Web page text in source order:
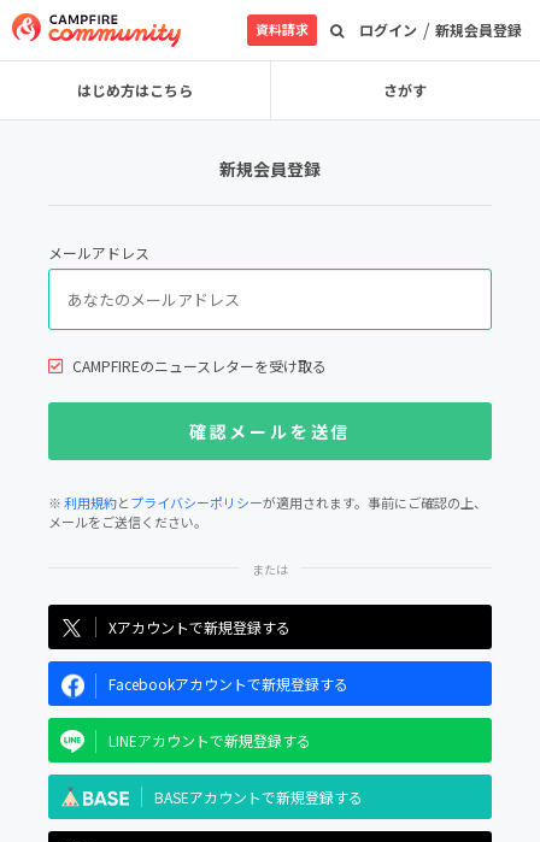
ログイン / 新規会員登録
資料請求
はじめ方はこちら さがす
新規会員登録
メールアドレス
CAMPFIREのニュースレターを受け取る
※利用規約とプライバシーポリシーが適用されます。事前にご確認の上、
メールをご送信ください。
Xアカウントで新規登録する
Facebookアカウントで新規登録する
LINEアカウントで新規登録する
BASEアカウントで新規登録する